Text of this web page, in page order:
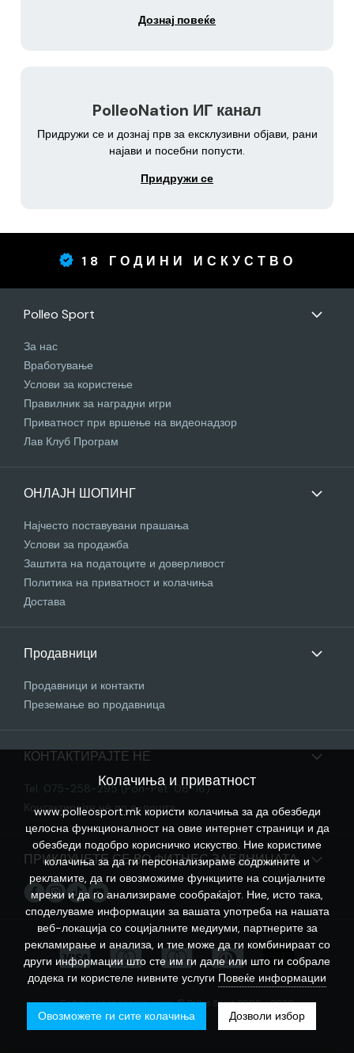
Дознај повеќе
PolleoNation ИГ канал
Придружи се и дознај прв за ексклузивни објави, рани
најави и посебни попусти.
Придружи се
18 ГОДИНИ ИСКУСТВО
Polleo Sport
За нас
Вработување
Услови за користење
Правилник за наградни игри
Приватност при вршење на видеонадзор
Лав Клуб Програм
ОНЛАЈН ШОПИНГ
Најчесто поставувани прашања
Услови за продажба
Заштита на податоците и доверливост
Политика на приватност и колачиња
Достава
Продавници
Продавници и контакти
Преземање во продавница
КОНТАКТИРАЈТЕ НЕ
Tel. 075-258-295 (Pon-Pet: 08-16)
Контактирајте нѐ по е-пошта
ПРИКЛУЧЕТЕ СЕ ВО ФИТНЕС ЗАЕДНИЦАТА
Софтверот за продавницата © Polleo Sport 2008 - 2026
Колачиња и приватност
www.polleosport.mk користи колачиња за да обезбеди
целосна функционалност на овие интернет страници и да
обезбеди подобро корисничко искуство. Ние користиме
колачиња за да ги персонализираме содржините и
рекламите, да ги овозможиме функциите на социјалните
мрежи и да го анализираме сообраќајот. Ние, исто така,
споделуваме информации за вашата употреба на нашата
веб-локација со социјалните медиуми, партнерите за
рекламирање и анализа, и тие може да ги комбинираат со
други информации што сте им ги дале или што ги собрале
додека ги користеле нивните услуги Повеќе информации
Овозможете ги сите колачиња Дозволи избор